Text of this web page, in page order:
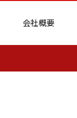
会社概要